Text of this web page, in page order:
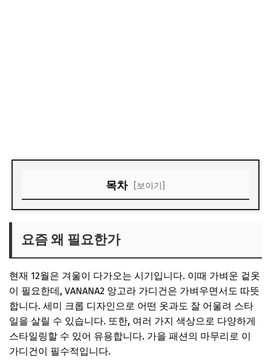
목차 [보이기]
써보면 느끼는 만족 포인트
아쉬운 점과 현실적인 해결책
이런 분께 특히 잘 맞는다
구매 전 체크 포인트
구매 링크
요즘 왜 필요한가
현재 12월은 겨울이 다가오는 시기입니다. 이때 가벼운 겉옷
이 필요한데, VANANA2 앙고라 가디건은 가벼우면서도 따뜻
합니다. 세미 크롭 디자인으로 어떤 옷과도 잘 어울려 스타
일을 살릴 수 있습니다. 또한, 여러 가지 색상으로 다양하게
스타일링할 수 있어 유용합니다. 가을 패션의 마무리로 이
가디건이 필수적입니다.